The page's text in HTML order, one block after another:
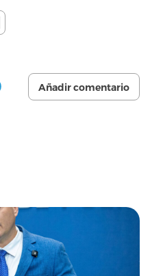
Añadir comentario